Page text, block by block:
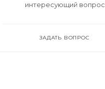
интересующий вопрос
ЗАДАТЬ ВОПРОС